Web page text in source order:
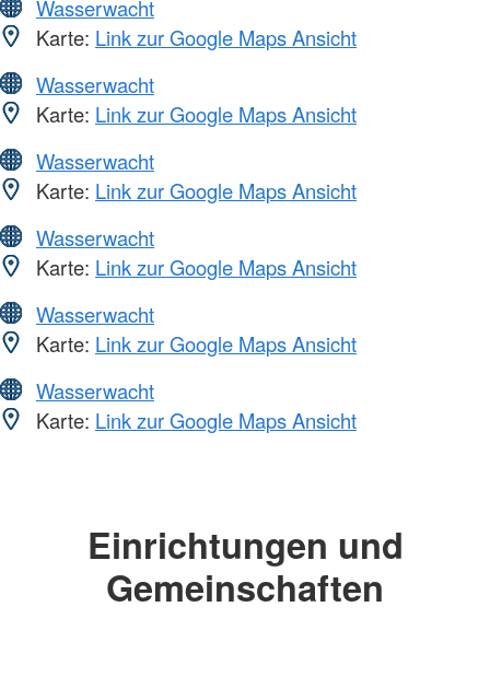
Wasserwacht
Karte: Link zur Google Maps Ansicht
Wasserwacht
Karte: Link zur Google Maps Ansicht
Wasserwacht
Karte: Link zur Google Maps Ansicht
Wasserwacht
Karte: Link zur Google Maps Ansicht
Wasserwacht
Karte: Link zur Google Maps Ansicht
Wasserwacht
Karte: Link zur Google Maps Ansicht
Einrichtungen und
Gemeinschaften